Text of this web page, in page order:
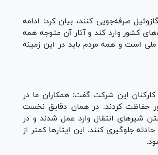
صرفه‌جویی کنند، بیان کرد: ادامه
کشور وارد کند و آثار آن متوجه همه
است و همه مردم باید در این زمینه
کارکنان این شرکت گفت: همکاران ما در
حفاظت کردند. در همان دقایق نخست
شیر‌های انتقال وارد عمل شدند و در
جلوگیری کنند. این ایثار‌ها کمتر از